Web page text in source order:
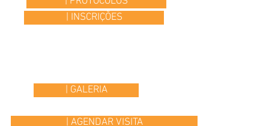
| INSCRIÇÕES
| GALERIA
| AGENDAR VISITA